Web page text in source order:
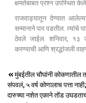
क्षमतेबाबत प्रश्न उपस्थित
राजवाड्यातून देण्यात
सन्मानाने पार पडतील. त्यांचे
ठेवले जाईल. शनिवार, १३
करण्याची आणि श्रद्धांजली
Post
navigation
मुंबईतील चौघांनी कोकणातील
संपवलं, ५ वर्ष कोणालाच पत्ता
दारुच्या नशेत एकाने तोंड